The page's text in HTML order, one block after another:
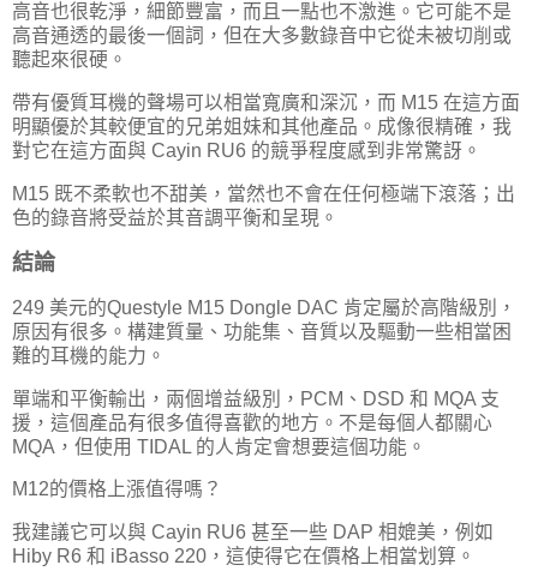
高音也很乾淨，細節豐富，而且一點也不激進。它可能不是
高音通透的最後一個詞，但在大多數錄音中它從未被切削或
聽起來很硬。
帶有優質耳機的聲場可以相當寬廣和深沉，而 M15 在這方面
明顯優於其較便宜的兄弟姐妹和其他產品。成像很精確，我
對它在這方面與 Cayin RU6 的競爭程度感到非常驚訝。
M15 既不柔軟也不甜美，當然也不會在任何極端下滾落；出
色的錄音將受益於其音調平衡和呈現。
結論
249 美元的Questyle M15 Dongle DAC 肯定屬於高階級別，
原因有很多。構建質量、功能集、音質以及驅動一些相當困
難的耳機的能力。
單端和平衡輸出，兩個增益級別，PCM、DSD 和 MQA 支
援，這個產品有很多值得喜歡的地方。不是每個人都關心
MQA，但使用 TIDAL 的人肯定會想要這個功能。
M12的價格上漲值得嗎？
我建議它可以與 Cayin RU6 甚至一些 DAP 相媲美，例如
Hiby R6 和 iBasso 220，這使得它在價格上相當划算。